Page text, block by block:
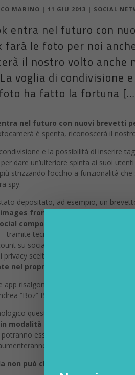
MARINO | 11 GIU 2013 | SOCIAL
entra nel futuro con
farà le foto per noi
il nostro volto anche
voglia di
ha fatto la fortuna
nel futuro con nuovi brevetti
è spenta, riconoscerà il
e la possibilità di inserire
dare un’ulteriore spinta ai suoi
strizzando l’occhio a funzionalità
spy.
depositato, ad esempio, un
from captured video
components
tramite tecniche di riconoscimento –
su social network. Un tag evoluto
scelte dal singolo(!).
Le foto
nel proprio dispositivo mobile
, e
app risalgono all’ottobre 2011 e
“Boz” Bosworth, David Garcia, e
questi servizi si basano sul fatto
modalità video
, possono acquisire
essere archiviati, prestazioni
a livello di software e
non può che nascere